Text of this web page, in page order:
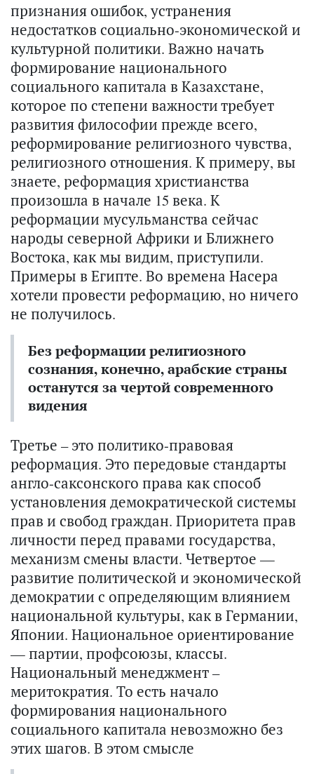
признания ошибок, устранения
недостатков социально-экономической и
культурной политики. Важно начать
формирование национального
социального капитала в Казахстане,
которое по степени важности требует
развития философии прежде всего,
реформирование религиозного чувства,
религиозного отношения. К примеру, вы
знаете, реформация христианства
произошла в начале 15 века. К
реформации мусульманства сейчас
народы северной Африки и Ближнего
Востока, как мы видим, приступили.
Примеры в Египте. Во времена Насера
хотели провести реформацию, но ничего
не получилось.
Без реформации религиозного
сознания, конечно, арабские страны
останутся за чертой современного
видения
Третье – это политико-правовая
реформация. Это передовые стандарты
англо-саксонского права как способ
установления демократической системы
прав и свобод граждан. Приоритета прав
личности перед правами государства,
механизм смены власти. Четвертое —
развитие политической и экономической
демократии с определяющим влиянием
национальной культуры, как в Германии,
Японии. Национальное ориентирование
— партии, профсоюзы, классы.
Национальный менеджмент –
меритократия. То есть начало
формирования национального
социального капитала невозможно без
этих шагов. В этом смысле